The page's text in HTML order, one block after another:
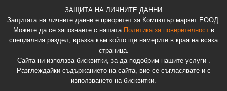
ЗАЩИТА НА ЛИЧНИТЕ ДАННИ
Защитата на личните данни е приоритет за Компютър маркет ЕООД.
Можете да се запознаете с нашатаПолитика за поверителноств
специалния раздел, връзка към който ще намерите в края на всяка
страница.
Сайта ни използва бисквитки, за да подобрим нашите услуги .
Разглеждайки съдържанието на сайта, вие се съгласявате и с
използването на бисквитки.